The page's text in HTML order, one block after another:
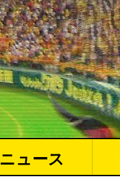
ニュース